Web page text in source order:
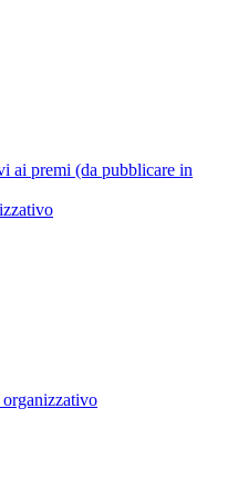
ai premi (da pubblicare in
organizzativo